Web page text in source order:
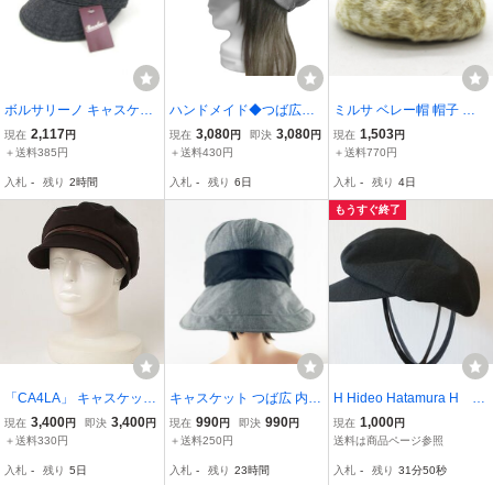
ボルサリーノ キャスケッ
ト 未使用 ウール混 帽子
ブランド レディース 52c
現在 2,117円
＋送料385円
入札 - 残り 2時間
ハンドメイド◆つば広キ
ャスケット◆鹿の子織コ
ットンニット／杢グレ
紫外線対策・小顔効果・
現在 3,080円 即決 3,080円
＋送料430円
入札 - 残り 6日
ミルサ ベレー帽 帽子 ブ
ランド ファー アンゴラ混
レディース マルチカラー
現在 1,503円
＋送料770円
入札 - 残り 4日
「CA4LA」 キャスケット
- ブラウン レディース
現在 3,400円 即決 3,400円
＋送料330円
入札 - 残り 5日
キャスケット つば広 内側
メッシュ 小顔 グレー 送
料250円
現在 990円 即決 990円
＋送料250円
入札 - 残り 23時間
もうすぐ終了
H Hideo Hatamura H 男
女兼用 キャスケット
黒色 サイズ５７cm〜５
現在 1,000円
送料は商品ページ参照
入札 - 残り 31分49秒